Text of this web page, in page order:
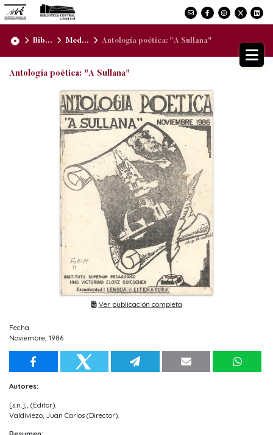
Bib... Med... Antología poética: "A Sullana"
Antología poética: "A Sullana"
Ver publicación completa
Fecha
Noviembre, 1986
Autores:
[s.n.],, (Editor).
Valdiviezo, Juan Carlos (Director).